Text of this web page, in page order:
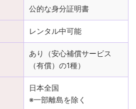
公的な身分証明書
レンタル中可能
あり（安心補償サービス
（有償）の1種）
日本全国
※一部離島を除く